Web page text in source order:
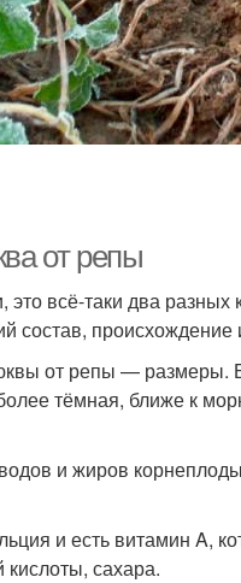
от репы
всё-таки два
состав,
от репы — размеры.
тёмная, ближе к
и жиров
и есть витамин A,
кислоты, сахара.